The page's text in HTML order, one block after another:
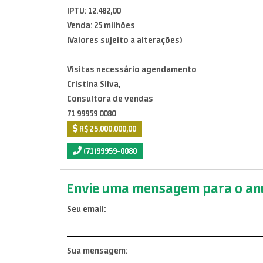
IPTU: 12.482,00
Venda: 25 milhões
(Valores sujeito a alterações)
Visitas necessário agendamento
Cristina Silva,
Consultora de vendas
71 99959 0080
R$ 25.000.000,00
(71)99959-0080
Envie uma mensagem para o
Seu email:
Sua mensagem: